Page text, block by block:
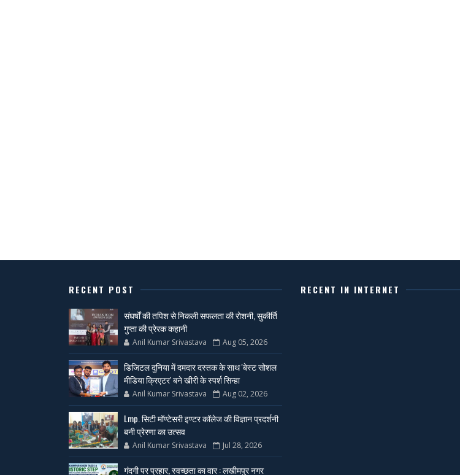
RECENT POST
संघर्षों की तपिश से निकली सफलता की रोशनी, सुकीर्ति
गुप्ता की प्रेरक कहानी
Anil Kumar Srivastava Aug 05, 2026
डिजिटल दुनिया में दमदार दस्तक के साथ 'बेस्ट सोशल
मीडिया क्रिएटर' बने खीरी के स्पर्श सिन्हा
Anil Kumar Srivastava Aug 02, 2026
Lmp. सिटी मॉण्टेसरी इण्टर कॉलेज की विज्ञान प्रदर्शनी
बनी प्रेरणा का उत्सव
Anil Kumar Srivastava Jul 28, 2026
गंदगी पर प्रहार, स्वच्छता का वार : लखीमपुर नगर
RECENT IN INTERNET